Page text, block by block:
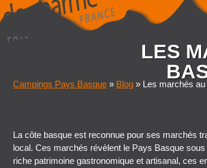
Campings Pays Basque » Blog » Les marchés
LES
La côte basque est reconnue pour ses marchés
local.Ces marchés révèlent le Pays Basque sous
riche patrimoine gastronomique et artisanal, ces